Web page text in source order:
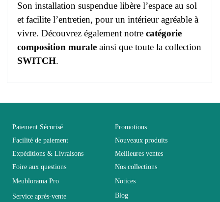
Son installation suspendue libère l’espace au sol
et facilite l’entretien, pour un intérieur agréable à
vivre. Découvrez également notre catégorie
composition murale ainsi que toute la collection
SWITCH.
Age Adulte
Collection SWITCH
Coloris Blanc
Vous devez vous connecter pour laisser un avis
Paiement Sécurisé
Facilité de paiement
Expéditions & Livraisons
Foire aux questions
Meublorama Pro
Service après-vente
Promotions
Nouveaux produits
Meilleures ventes
Nos collections
Notices
Blog